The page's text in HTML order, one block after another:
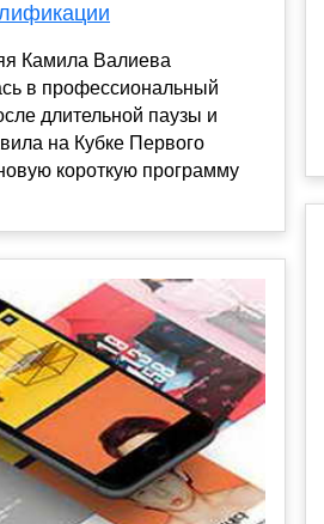
Камила Валиева
в профессиональный
длительной паузы и
на Кубке Первого
короткую программу